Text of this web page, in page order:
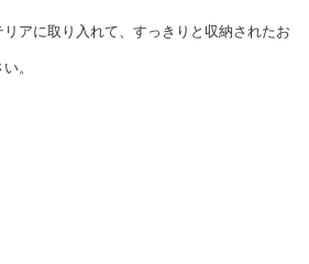
アに取り入れて、すっきりと収納されたお
。